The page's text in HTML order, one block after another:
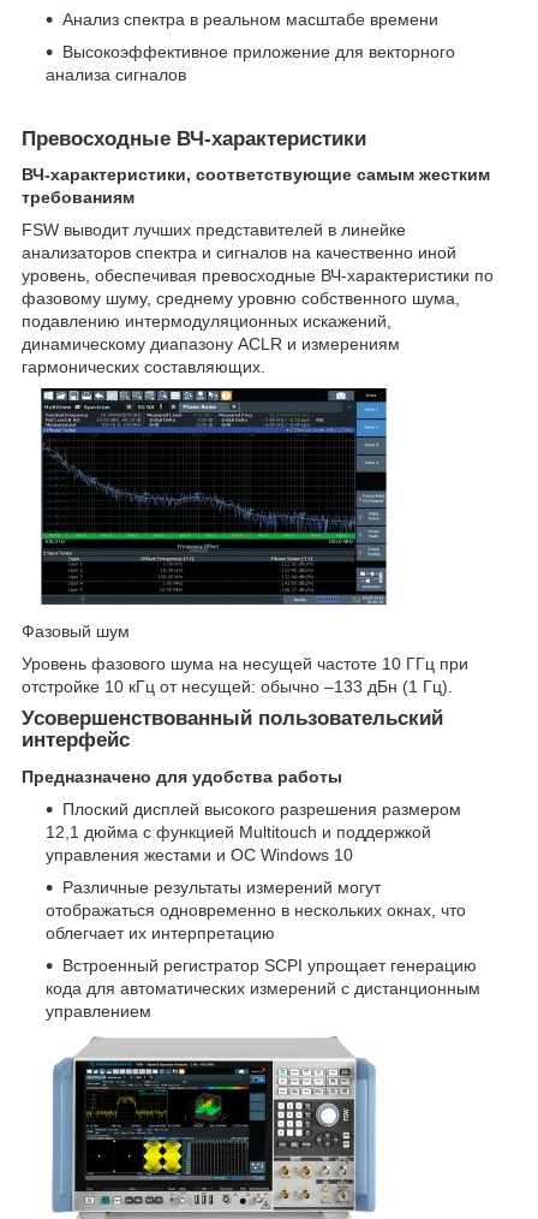
Анализ спектра в реальном масштабе времени
Высокоэффективное приложение для векторного
анализа сигналов
Превосходные ВЧ-характеристики
ВЧ-характеристики, соответствующие самым жестким
требованиям
FSW выводит лучших представителей в линейке
анализаторов спектра и сигналов на качественно иной
уровень, обеспечивая превосходные ВЧ-характеристики по
фазовому шуму, среднему уровню собственного шума,
подавлению интермодуляционных искажений,
динамическому диапазону ACLR и измерениям
гармонических составляющих.
Фазовый шум
Уровень фазового шума на несущей частоте 10 ГГц при
отстройке 10 кГц от несущей: обычно –133 дБн (1 Гц).
Усовершенствованный пользовательский
интерфейс
Предназначено для удобства работы
Плоский дисплей высокого разрешения размером
12,1 дюйма с функцией Multitouch и поддержкой
управления жестами и ОС Windows 10
Различные результаты измерений могут
отображаться одновременно в нескольких окнах, что
облегчает их интерпретацию
Встроенный регистратор SCPI упрощает генерацию
кода для автоматических измерений с дистанционным
управлением